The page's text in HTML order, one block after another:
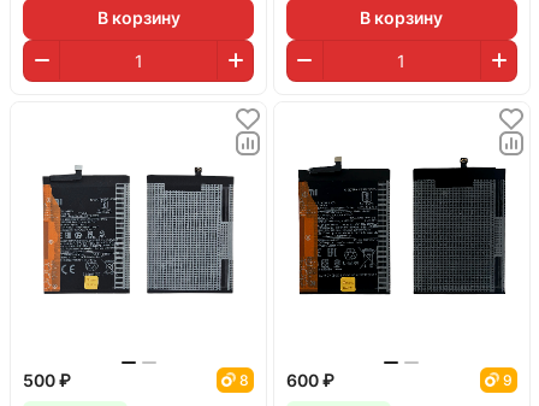
В корзину В корзину
500 ₽ 8 600 ₽ 9